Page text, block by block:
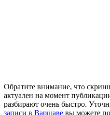
Обратите внимание, что
актуален на момент
разбирают очень быстро.
записи в Варшаве вы можете